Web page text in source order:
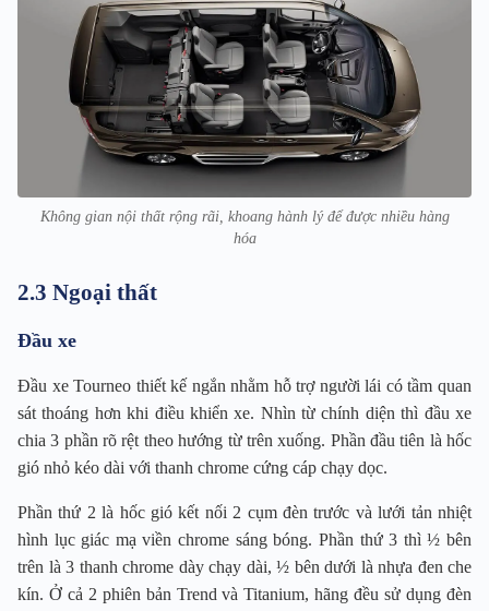
Không gian nội thất rộng rãi, khoang hành lý để được nhiều hàng
hóa
2.3 Ngoại thất
Đầu xe
Đầu xe Tourneo thiết kế ngắn nhằm hỗ trợ người lái có tầm quan
sát thoáng hơn khi điều khiển xe. Nhìn từ chính diện thì đầu xe
chia 3 phần rõ rệt theo hướng từ trên xuống. Phần đầu tiên là hốc
gió nhỏ kéo dài với thanh chrome cứng cáp chạy dọc.
Phần thứ 2 là hốc gió kết nối 2 cụm đèn trước và lưới tản nhiệt
hình lục giác mạ viền chrome sáng bóng. Phần thứ 3 thì ½ bên
trên là 3 thanh chrome dày chạy dài, ½ bên dưới là nhựa đen che
kín. Ở cả 2 phiên bản Trend và Titanium, hãng đều sử dụng đèn